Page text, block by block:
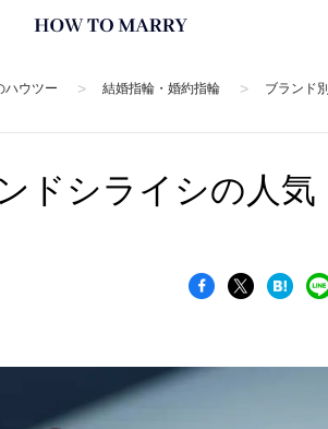
ハウツー > 結婚指輪・婚約指輪 > ブランド別
ドシライシの人気